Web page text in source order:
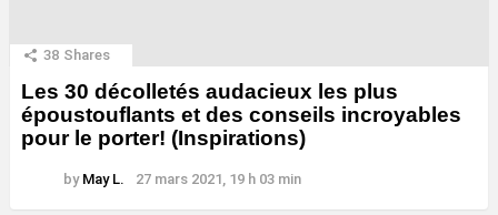
38 Shares
Les 30 décolletés audacieux les plus
époustouflants et des conseils incroyables
pour le porter! (Inspirations)
by May L. 27 mars 2021, 19 h 03 min